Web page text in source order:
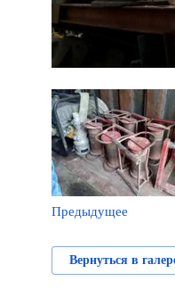
Предыдущее
Вернуться в